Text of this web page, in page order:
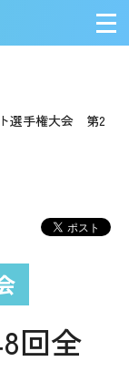
メ
選手権大会 第2
回全